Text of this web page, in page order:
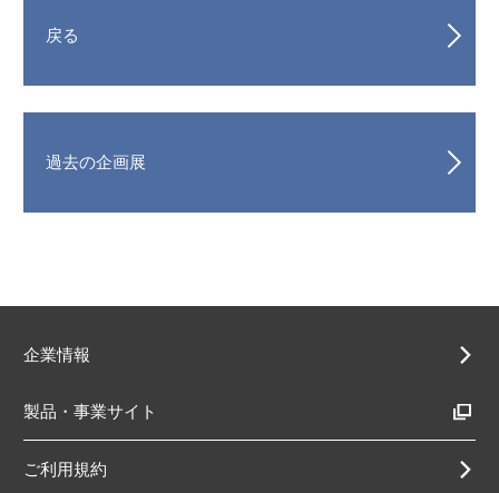
戻る
過去の企画展
企業情報
製品・事業サイト
ご利用規約